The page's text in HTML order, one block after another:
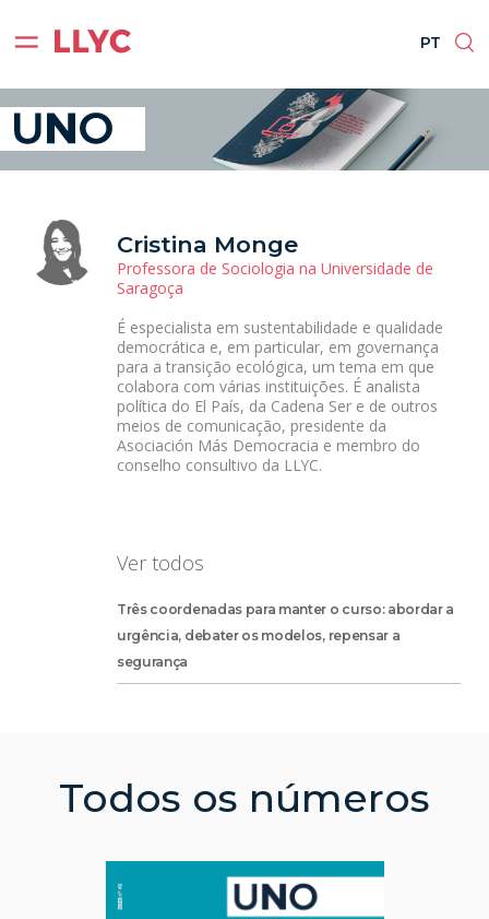
PT
PT
Cristina Monge
Professora de Sociologia na Universidade de
Saragoça
É especialista em sustentabilidade e qualidade
democrática e, em particular, em governança
para a transição ecológica, um tema em que
colabora com várias instituições. É analista
política do El País, da Cadena Ser e de outros
meios de comunicação, presidente da
Asociación Más Democracia e membro do
conselho consultivo da LLYC.
Ver todos
Três coordenadas para manter o curso: abordar a
urgência, debater os modelos, repensar a
segurança
Todos os números